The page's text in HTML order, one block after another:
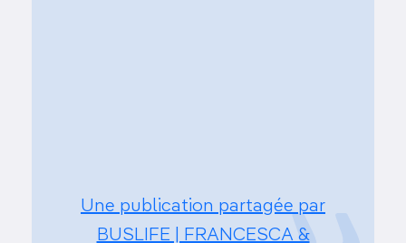
Une publication partagée par
BUSLIFE | FRANCESCA &